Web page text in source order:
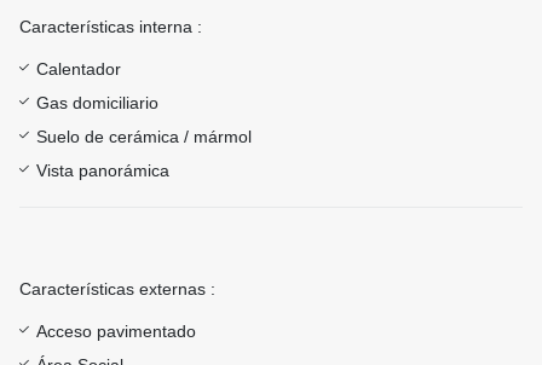
Características interna :
Calentador
Gas domiciliario
Suelo de cerámica / mármol
Vista panorámica
Características externas :
Acceso pavimentado